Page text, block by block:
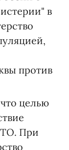
в
против
целью
При